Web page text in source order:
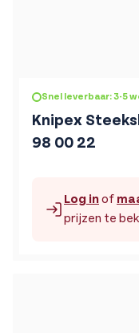
Snel leverbaar: 3-5
Knipex
98 00 22
Log inof
prijzen te